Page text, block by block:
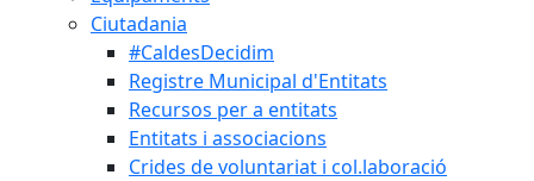
Ciutadania
#CaldesDecidim
Registre Municipal d'Entitats
Recursos per a entitats
Entitats i associacions
Crides de voluntariat i col.laboració